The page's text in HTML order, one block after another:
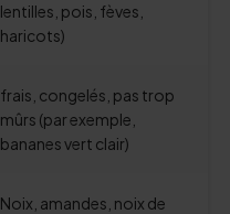
lentilles, pois, fèves,
haricots)
frais, congelés, pas trop
mûrs (par exemple,
bananes vert clair)
Noix, amandes, noix de